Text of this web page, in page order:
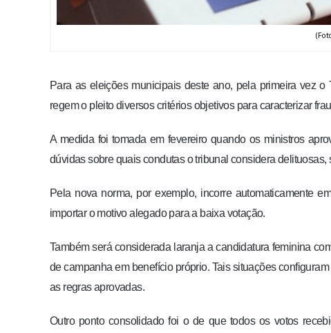
Para as eleições municipais deste ano, pela primeira vez
regem o pleito diversos critérios objetivos para caracterizar
A medida foi tomada em fevereiro quando os ministros
dúvidas sobre quais condutas o tribunal considera
Pela nova norma, por exemplo, incorre automaticamente
importar o motivo alegado para a baixa votação.
Também será considerada laranja a candidatura feminina
de campanha em benefício próprio. Tais situações
as regras aprovadas.
Outro ponto consolidado foi o de que todos os votos